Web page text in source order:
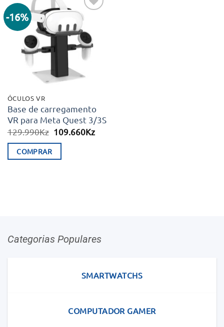
-16%
Adicionar
aos meus
desejos
ÓCULOS VR
Base de carregamento
VR para Meta Quest 3/3S
129.990Kz O
era:
109.660KzO
COMPRAR
Categorias Populares
SMARTWATCHS
COMPUTADOR GAMER